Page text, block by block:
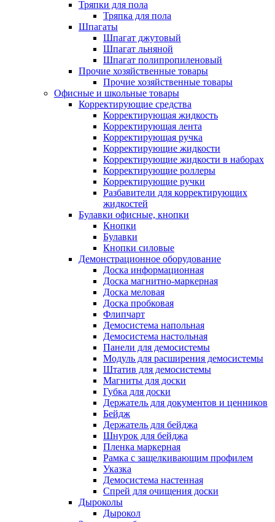
Тряпки для пола
Тряпка для пола
Шпагаты
Шпагат джутовый
Шпагат льняной
Шпагат полипропиленовый
Прочие хозяйственные товары
Прочие хозяйственные товары
Офисные и школьные товары
Корректирующие средства
Корректирующая жидкость
Корректирующая лента
Корректирующая ручка
Корректирующие жидкости
Корректирующие жидкости в наборах
Корректирующие роллеры
Корректирующие ручки
Разбавители для корректирующих
жидкостей
Булавки офисные, кнопки
Кнопки
Булавки
Кнопки силовые
Демонстрационное оборудование
Доска информационная
Доска магнитно-маркерная
Доска меловая
Доска пробковая
Флипчарт
Демосистема напольная
Демосистема настольная
Панели для демосистемы
Модуль для расширения демосистемы
Штатив для демосистемы
Магниты для доски
Губка для доски
Держатель для документов и ценников
Бейдж
Держатель для бейджа
Шнурок для бейджа
Пленка маркерная
Рамка с защелкивающим профилем
Указка
Демосистема настенная
Спрей для очищения доски
Дыроколы
Дырокол